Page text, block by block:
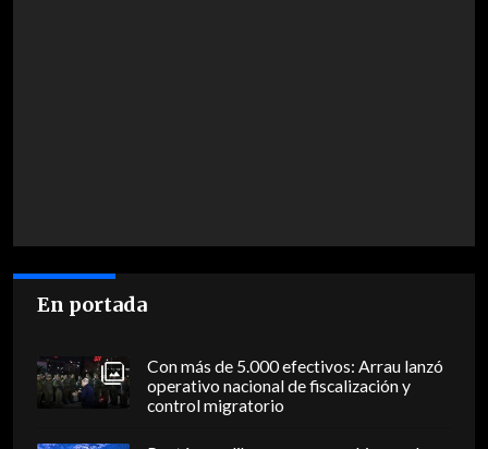
En portada
Con más de 5.000 efectivos: Arrau lanzó
operativo nacional de fiscalización y
control migratorio